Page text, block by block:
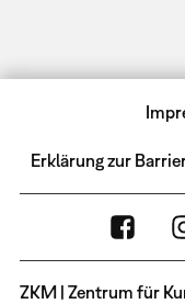
Erklärung zur
ZKM | Zentrum für